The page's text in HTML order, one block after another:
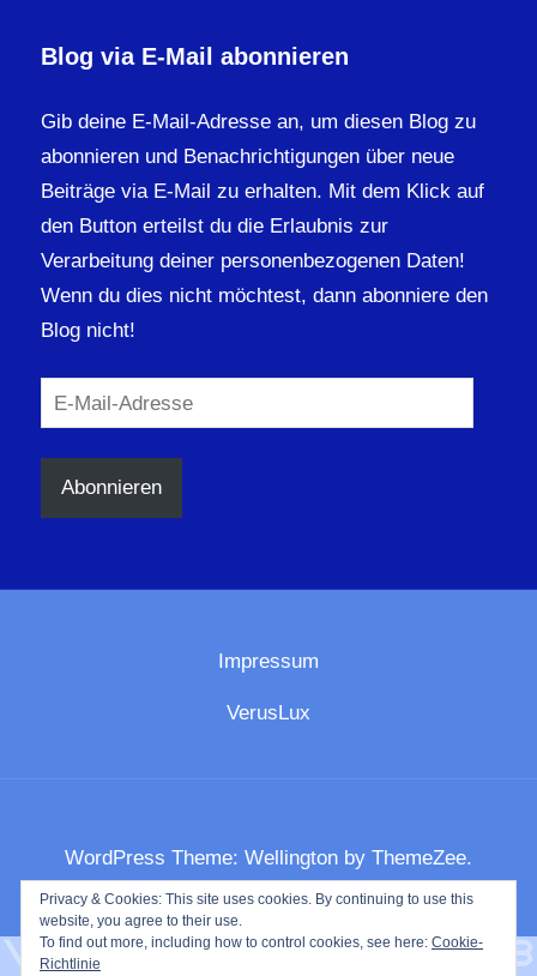
Blog via E-Mail abonnieren
Gib deine E-Mail-Adresse an, um diesen Blog zu
abonnieren und Benachrichtigungen über neue
Beiträge via E-Mail zu erhalten. Mit dem Klick auf
den Button erteilst du die Erlaubnis zur
Verarbeitung deiner personenbezogenen Daten!
Wenn du dies nicht möchtest, dann abonniere den
Blog nicht!
E-
Mail-
Adresse
Abonnieren
Impressum
VerusLux
WordPress Theme: Wellington by ThemeZee.
Privacy & Cookies: This site uses cookies. By continuing to use this
website, you agree to their use.
To find out more, including how to control cookies, see here: Cookie-
Richtlinie